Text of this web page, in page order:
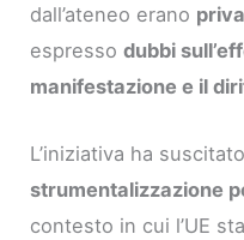
dall’ateneo erano
espressodubbi
manifestazione e il
L’iniziativa ha
strumentalizzazione
contesto in cui l’UE